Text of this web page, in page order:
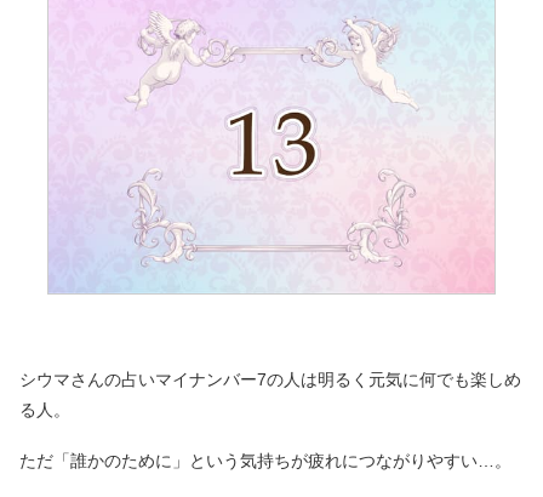
シウマさんの占いマイナンバー7の人は明るく元気に何でも楽しめ
る人。
ただ「誰かのために」という気持ちが疲れにつながりやすい…。